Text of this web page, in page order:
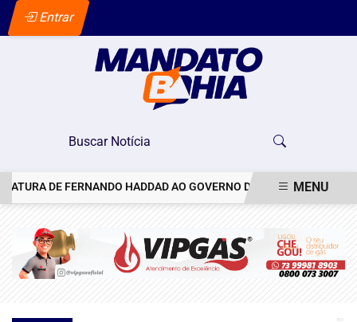
Entrar
DE FERNANDO HADDAD AO GOVERNO DE SÃO PAULO MENU